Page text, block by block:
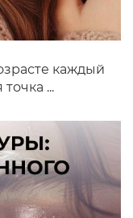
каждый
...